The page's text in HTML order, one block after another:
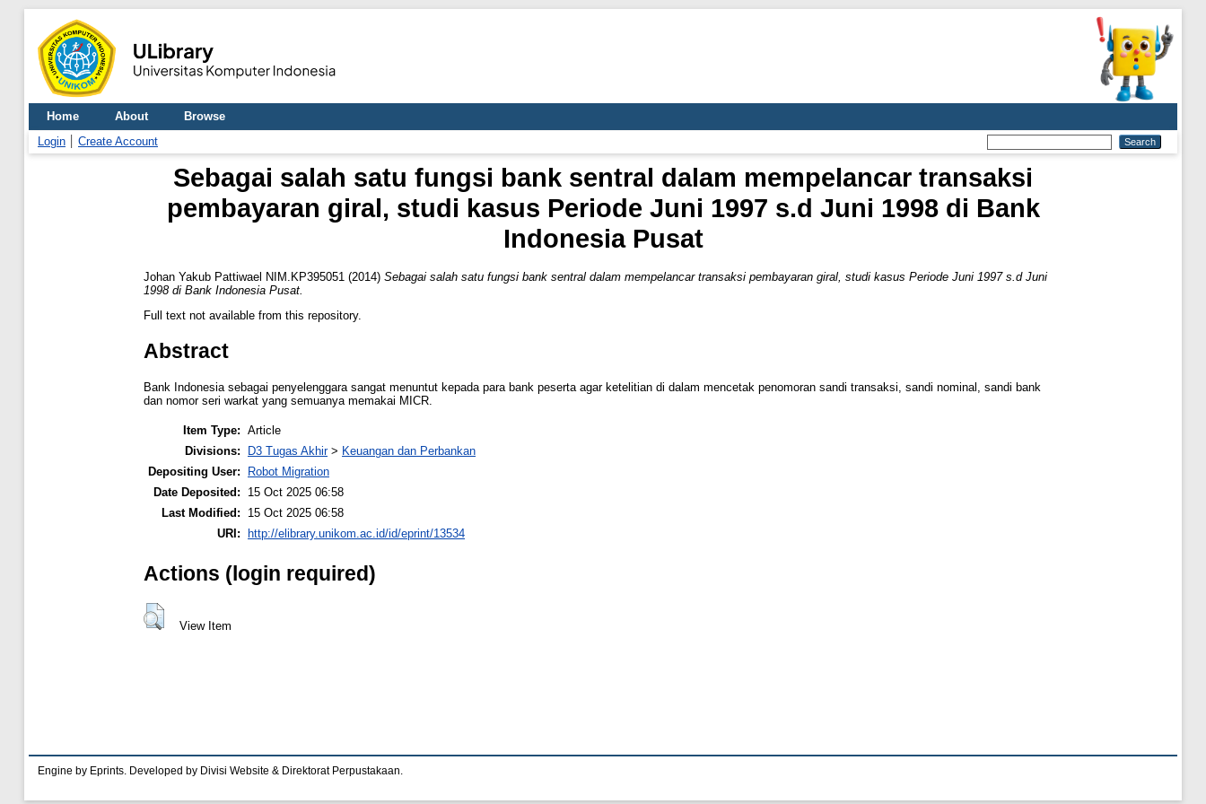
Home About
Browse
Login
Create Account
Sebagai salah satu fungsi bank sentral dalam mempelancar transaksi
pembayaran giral, studi kasus Periode Juni 1997 s.d Juni 1998 di Bank
Indonesia Pusat
Johan Yakub Pattiwael NIM.KP395051 (2014) Sebagai salah satu fungsi bank sentral dalam mempelancar transaksi pembayaran giral, studi kasus Periode Juni 1997 s.d Juni
1998 di Bank Indonesia Pusat.
Full text not available from this repository.
Abstract
Bank Indonesia sebagai penyelenggara sangat menuntut kepada para bank peserta agar ketelitian di dalam mencetak penomoran sandi transaksi, sandi nominal, sandi bank
dan nomor seri warkat yang semuanya memakai MICR.
Item Type: Article
Divisions:
D3 Tugas Akhir> Keuangan dan Perbankan
Depositing User:
Robot Migration
Date Deposited:
15 Oct 2025 06:58
Last Modified:
15 Oct 2025 06:58
URI: http://elibrary.unikom.ac.id/id/eprint/13534
Actions (login required)
View Item
Engine by Eprints. Developed by Divisi Website & Direktorat Perpustakaan.